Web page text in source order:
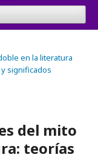
en la literatura
significados
del mito
teorías